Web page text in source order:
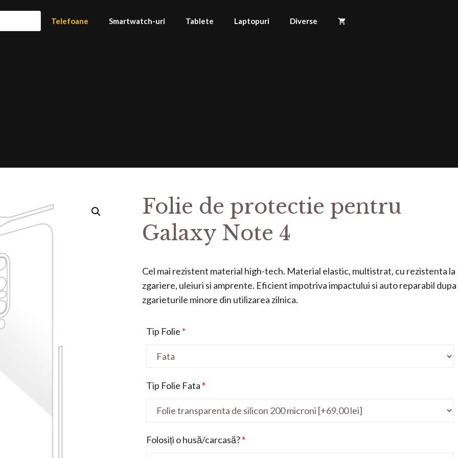
Telefoane Smartwatch-uri Tablete Laptopuri Diverse
Folie de protectie pentru
Galaxy Note 4
Cel mai rezistent material high-tech. Material elastic, multistrat, cu rezistenta la
zgariere, uleiuri si amprente. Eficient impotriva impactului si auto reparabil dupa
zgarieturile minore din utilizarea zilnica.
Tip Folie *
Tip Folie Fata *
Folosiți o husă/carcasă?*